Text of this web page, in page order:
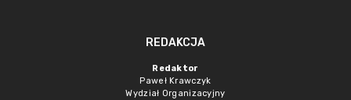
REDAKCJA
Redaktor
Paweł Krawczyk
Wydział Organizacyjny